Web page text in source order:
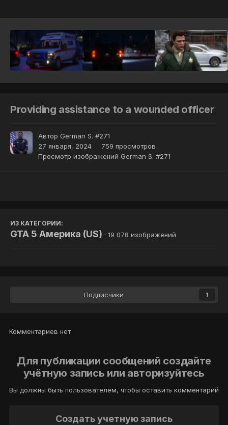
Providing assistance to a wounded officer
Автор German S. #271
27 января, 2024
759 просмотров
Просмотр изображений German S. #271
ИЗ КАТЕГОРИИ:
GTA 5 Америка (US) · 19 078 изображений
Подписчики 1
Комментариев нет
Для публикации сообщений создайте
учётную запись или авторизуйтесь
Вы должны быть пользователем, чтобы оставить комментарий
Создать учетную запись